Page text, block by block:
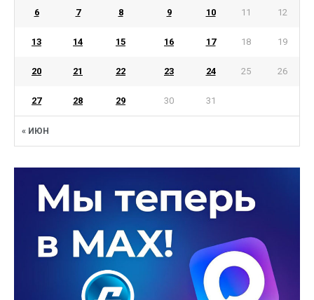
« ИЮН
6 7 8 9 10 11 12
13 14 15 16 17 18 19
20 21 22 23 24 25 26
27 28 29 30 31